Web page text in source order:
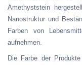
Amethyststein
Nanostruktur und
Farben von
aufnehmen.
Die Farbe der